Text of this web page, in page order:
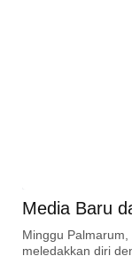
Media Baru
Minggu
meledakkan diri